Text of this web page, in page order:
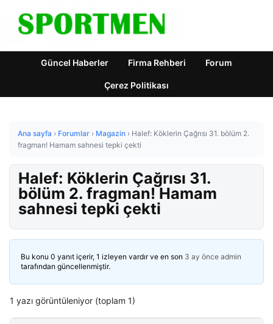
Güncel Haberler Firma Rehberi Forum
Çerez Politikası
Ana sayfa › Forumlar › Magazin › Halef: Köklerin Çağrısı 31. bölüm 2.
fragman! Hamam sahnesi tepki çekti
Halef: Köklerin Çağrısı 31.
bölüm 2. fragman! Hamam
sahnesi tepki çekti
Bu konu 0 yanıt içerir, 1 izleyen vardır ve en son 3 ay önce admin
tarafından güncellenmiştir.
1 yazı görüntüleniyor (toplam 1)